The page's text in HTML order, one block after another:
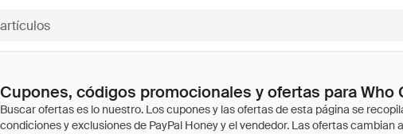
Cupones, códigos promocionales y ofertas para Who